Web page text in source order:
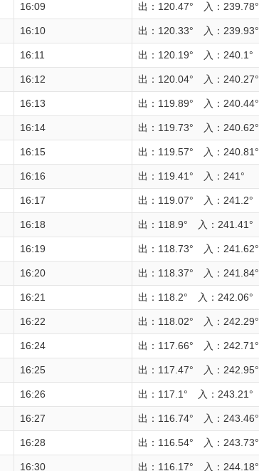
16:09 出：120.47° 入：239.78°
16:10 出：120.33° 入：239.93°
16:11 出：120.19° 入：240.1°
16:12 出：120.04° 入：240.27°
16:13 出：119.89° 入：240.44°
16:14 出：119.73° 入：240.62°
16:15 出：119.57° 入：240.81°
16:16 出：119.41° 入：241°
16:17 出：119.07° 入：241.2°
16:18 出：118.9° 入：241.41°
16:19 出：118.73° 入：241.62°
16:20 出：118.37° 入：241.84°
16:21 出：118.2° 入：242.06°
16:22 出：118.02° 入：242.29°
16:24 出：117.66° 入：242.71°
16:25 出：117.47° 入：242.95°
16:26 出：117.1° 入：243.21°
16:27 出：116.74° 入：243.46°
16:28 出：116.54° 入：243.73°
16:30 出：116.17° 入：244.18°